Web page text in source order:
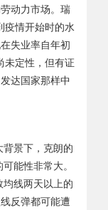
动力市场。瑞
疫情开始时的水
失业率自年初
未定性，但有证
达国家那样中
景下，克朗的
能性非常大。
线两天以上的
反弹都可能遭